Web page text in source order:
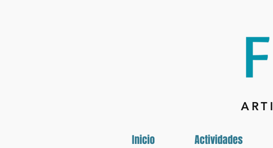
ARTI
Inicio Actividades